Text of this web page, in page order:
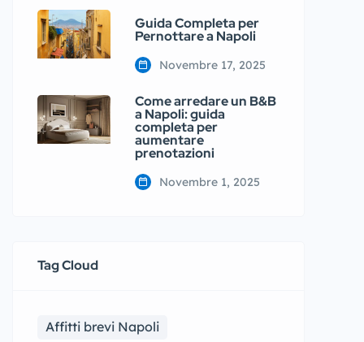
Guida Completa per
Pernottare a Napoli
Novembre 17, 2025
Come arredare un B&B
a Napoli: guida
completa per
aumentare
prenotazioni
Novembre 1, 2025
Tag Cloud
Affitti brevi Napoli